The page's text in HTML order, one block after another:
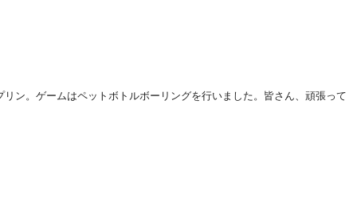
ン。ゲームはペットボトルボーリングを行いました。皆さん、頑張って